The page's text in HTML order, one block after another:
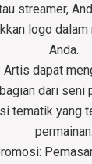
streamer,
logo
Anda.
Artis dapat
dari seni
tematik yang
permainan.